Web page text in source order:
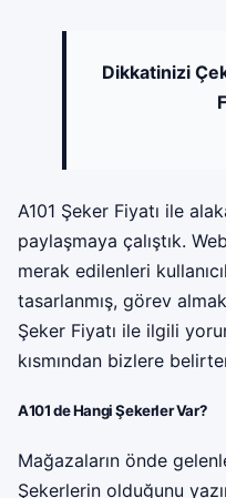
Dikkatinizi
A101 Şeker Fiyatı ile
paylaşmaya çalıştık.
merak edilenleri
tasarlanmış, görev
Şeker Fiyatı ile ilgili
kısmından bizlere
A101 de Hangi Şekerler Var?
Mağazaların önde
Şekerlerin olduğunu